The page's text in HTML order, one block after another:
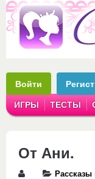
Войти
ИГРЫ ТЕСТЫ
От Ани.
Рассказы